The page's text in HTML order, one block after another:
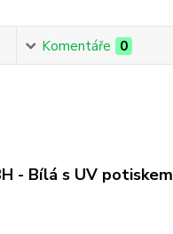
Komentáře 0
- Bílá s UV potiskem